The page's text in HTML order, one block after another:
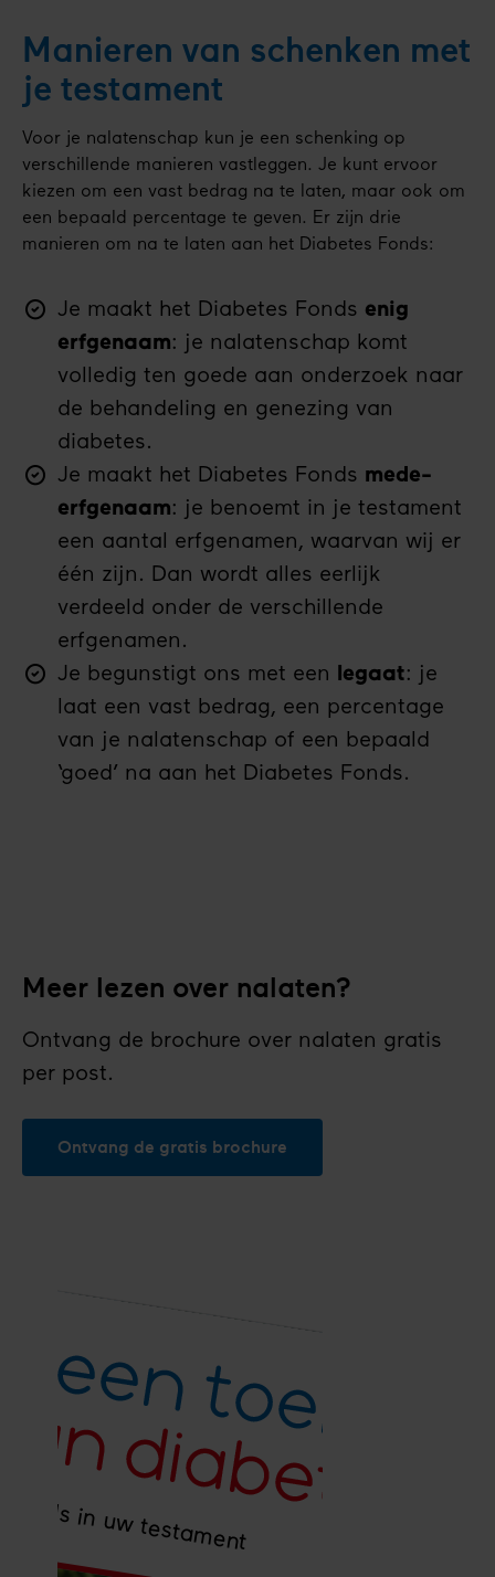
Manieren van schenken met
je testament
Voor je nalatenschap kun je een schenking op
verschillende manieren vastleggen. Je kunt ervoor
kiezen om een vast bedrag na te laten, maar ook om
een bepaald percentage te geven. Er zijn drie
manieren om na te laten aan het Diabetes Fonds:
Je maakt het Diabetes Fonds enig
erfgenaam: je nalatenschap komt
volledig ten goede aan onderzoek naar
de behandeling en genezing van
diabetes.
Je maakt het Diabetes Fonds mede-
erfgenaam: je benoemt in je testament
een aantal erfgenamen, waarvan wij er
één zijn. Dan wordt alles eerlijk
verdeeld onder de verschillende
erfgenamen.
Je begunstigt ons met een
legaat: je
laat een vast bedrag, een percentage
van je nalatenschap of een bepaald
‘goed’ na aan het Diabetes Fonds.
Meer lezen over nalaten?
Ontvang de brochure over nalaten gratis
per post.
Ontvang de gratis brochure